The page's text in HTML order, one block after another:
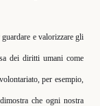
e valorizzare gli
dei diritti umani come
per esempio,
che ogni nostra